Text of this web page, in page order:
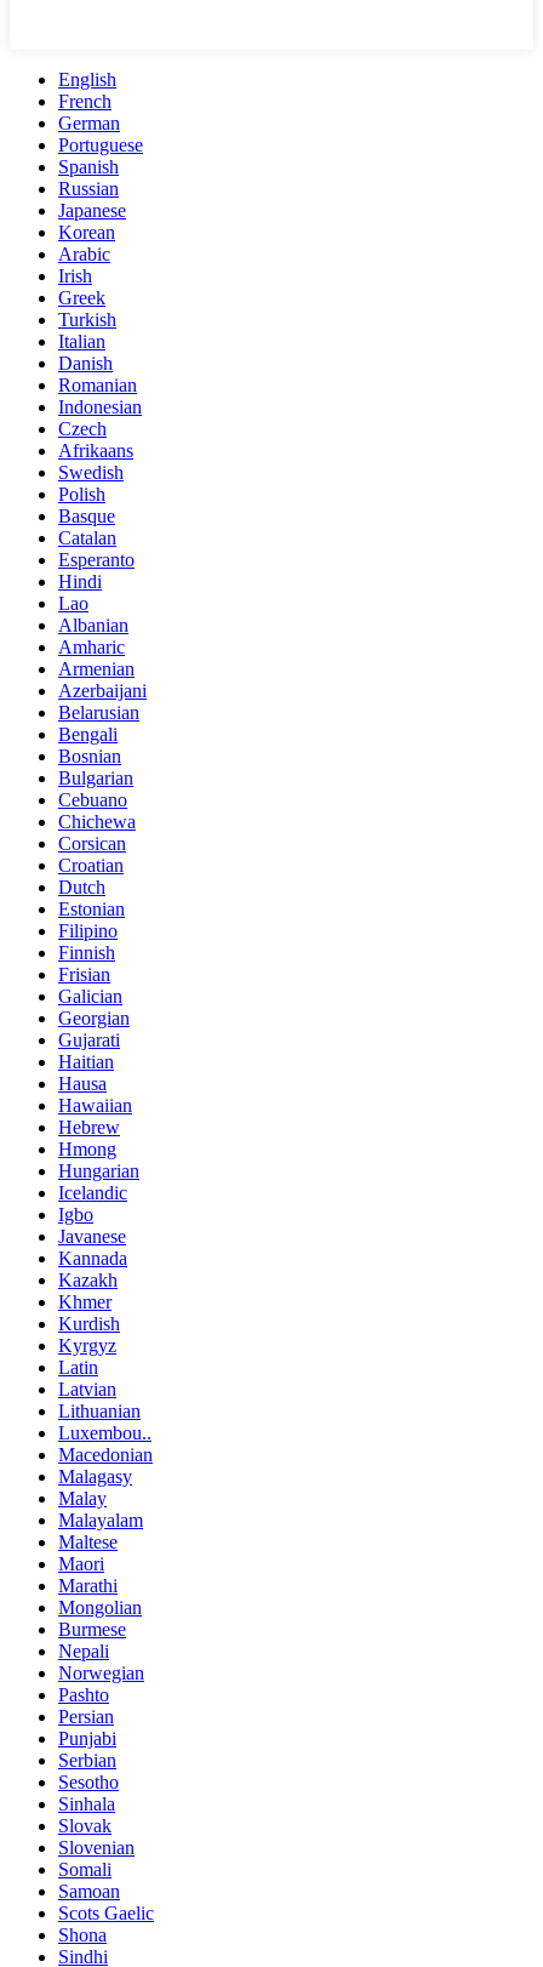
English
French
German
Portuguese
Spanish
Russian
Japanese
Korean
Arabic
Irish
Greek
Turkish
Italian
Danish
Romanian
Indonesian
Czech
Afrikaans
Swedish
Polish
Basque
Catalan
Esperanto
Hindi
Lao
Albanian
Amharic
Armenian
Azerbaijani
Belarusian
Bengali
Bosnian
Bulgarian
Cebuano
Chichewa
Corsican
Croatian
Dutch
Estonian
Filipino
Finnish
Frisian
Galician
Georgian
Gujarati
Haitian
Hausa
Hawaiian
Hebrew
Hmong
Hungarian
Icelandic
Igbo
Javanese
Kannada
Kazakh
Khmer
Kurdish
Kyrgyz
Latin
Latvian
Lithuanian
Luxembou..
Macedonian
Malagasy
Malay
Malayalam
Maltese
Maori
Marathi
Mongolian
Burmese
Nepali
Norwegian
Pashto
Persian
Punjabi
Serbian
Sesotho
Sinhala
Slovak
Slovenian
Somali
Samoan
Scots Gaelic
Shona
Sindhi